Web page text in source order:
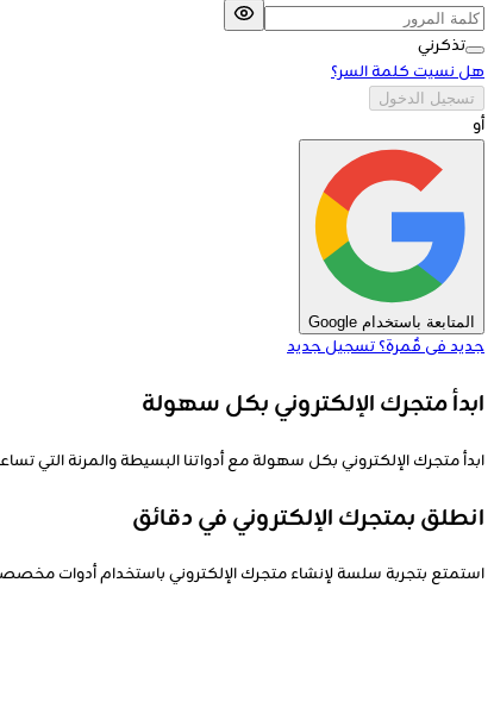
تذكرني
هل نسيت كلمة السر؟
تسجيل الدخول
أو
المتابعة باستخدام Google
جديد فى قٌمرة؟تسجيل جديد
ابدأ متجرك الإلكتروني بكل سهولة
ابدأ متجرك الإلكتروني بكل سهولة مع أدواتنا البسيطة والمرنة
انطلق بمتجرك الإلكتروني في دقائق
استمتع بتجربة سلسة لإنشاء متجرك الإلكتروني باستخدام أدوات